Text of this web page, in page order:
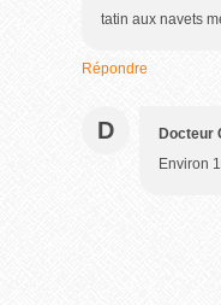
tatin aux navets
Répondre
D Docteur
Environ